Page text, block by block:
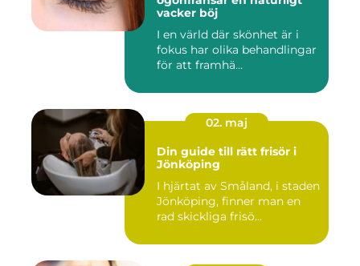
vacker böj
I en värld där skönhet är i
fokus har olika behandlingar
för att framhä...
02. maj
Din guide till rätt frisör i
Jönköping
I hjärtat av Småland, i staden
Jönköping, finner man en
rad skickliga frisö...